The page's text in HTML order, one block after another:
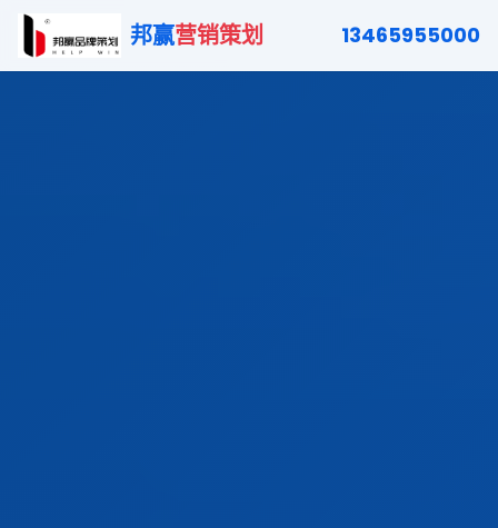
邦赢营销策划 13465955000